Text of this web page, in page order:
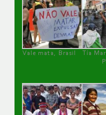
Vale mata, Brasil
Tía